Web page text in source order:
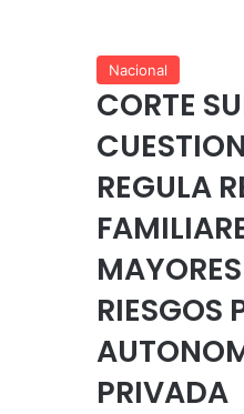
Nacional
CORTE
REGULA
RIESGOS
PRIVADA